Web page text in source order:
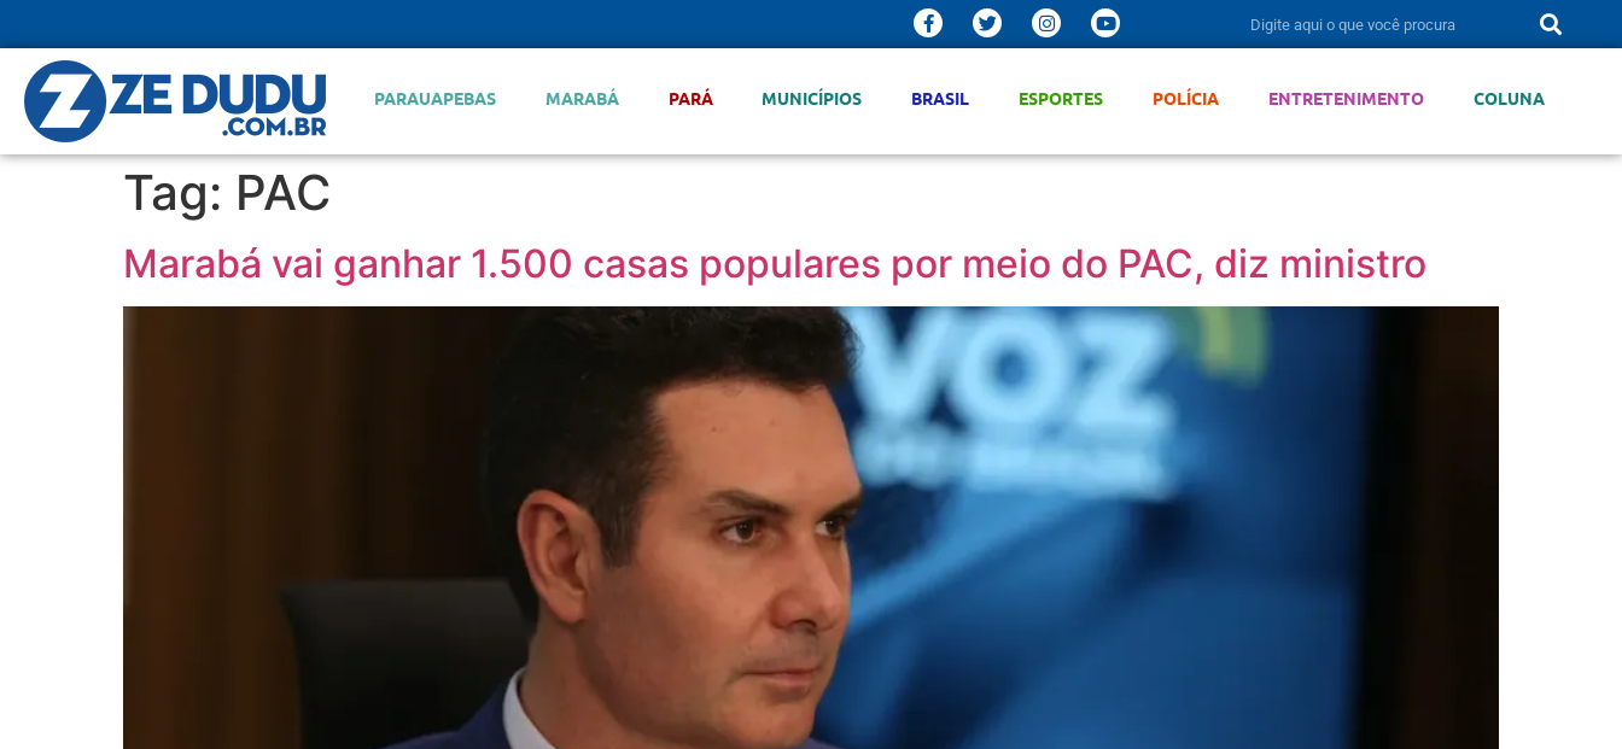
PARAUAPEBAS MARABÁ PARÁ MUNICÍPIOS BRASIL ESPORTES POLÍCIA ENTRETENIMENTO COLUNA
Tag: PAC
Marabá vai ganhar 1.500 casas populares por meio do PAC, diz ministro